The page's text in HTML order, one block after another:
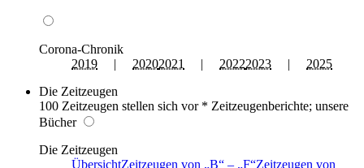
Corona-Chronik
2019 | 20202021 | 20222023 | 2025
Die Zeitzeugen
100 Zeitzeugen stellen sich vor * Zeitzeugenberichte; unsere
Bücher
Die Zeitzeugen
ÜbersichtZeitzeugen von B – F Zeitzeugen von